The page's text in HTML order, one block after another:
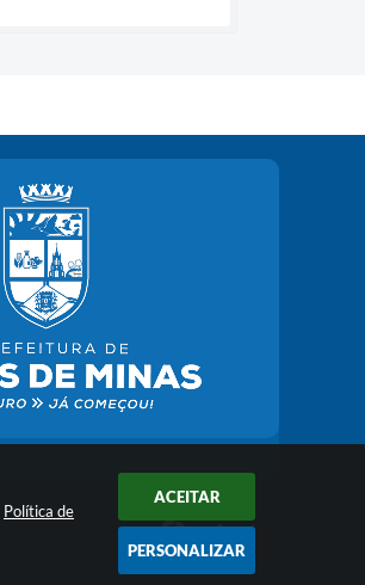
Política de
ACEITAR
PERSONALIZAR